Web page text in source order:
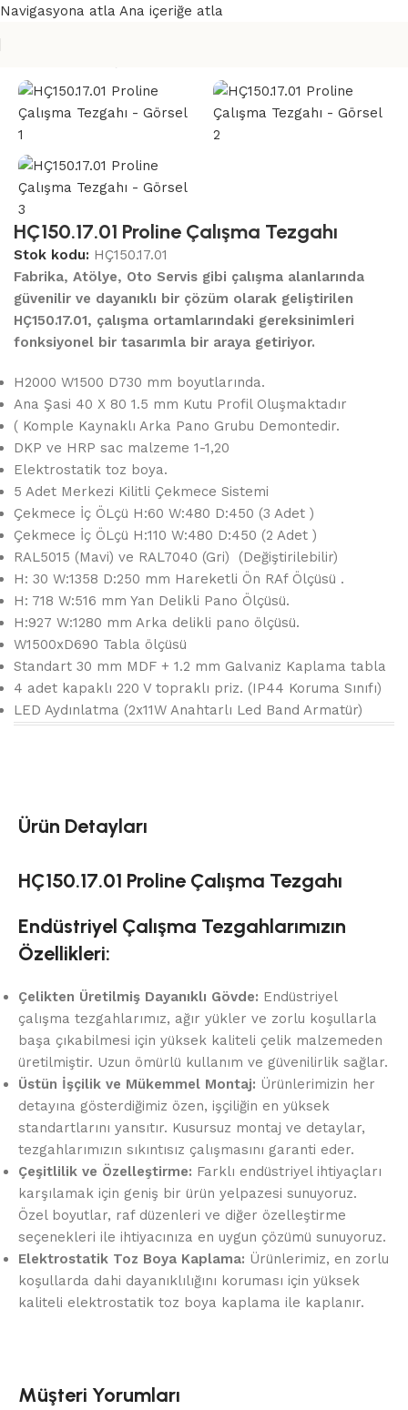
Navigasyona atla Ana içeriğe atla
HÇ150.17.01 Proline Çalışma Tezgahı
Stok kodu: HÇ150.17.01
Fabrika, Atölye, Oto Servis gibi çalışma alanlarında
güvenilir ve dayanıklı bir çözüm olarak geliştirilen
HÇ150.17.01, çalışma ortamlarındaki gereksinimleri
fonksiyonel bir tasarımla bir araya getiriyor.
H2000 W1500 D730 mm boyutlarında.
Ana Şasi 40 X 80 1.5 mm Kutu Profil Oluşmaktadır
( Komple Kaynaklı Arka Pano Grubu Demontedir.
DKP ve HRP sac malzeme 1-1,20
Elektrostatik toz boya.
5 Adet Merkezi Kilitli Çekmece Sistemi
Çekmece İç ÖLçü H:60 W:480 D:450 (3 Adet )
Çekmece İç ÖLçü H:110 W:480 D:450 (2 Adet )
RAL5015 (Mavi) ve RAL7040 (Gri) (Değiştirilebilir)
H: 30 W:1358 D:250 mm Hareketli Ön RAf Ölçüsü .
H: 718 W:516 mm Yan Delikli Pano Ölçüsü.
H:927 W:1280 mm Arka delikli pano ölçüsü.
W1500xD690 Tabla ölçüsü
Standart 30 mm MDF + 1.2 mm Galvaniz Kaplama tabla
4 adet kapaklı 220 V topraklı priz. (IP44 Koruma Sınıfı)
LED Aydınlatma (2x11W Anahtarlı Led Band Armatür)
Ürün Detayları
HÇ150.17.01 Proline Çalışma Tezgahı
Endüstriyel Çalışma Tezgahlarımızın
Özellikleri:
Çelikten Üretilmiş Dayanıklı Gövde: Endüstriyel
çalışma tezgahlarımız, ağır yükler ve zorlu koşullarla
başa çıkabilmesi için yüksek kaliteli çelik malzemeden
üretilmiştir. Uzun ömürlü kullanım ve güvenilirlik sağlar.
Üstün İşçilik ve Mükemmel Montaj: Ürünlerimizin her
detayına gösterdiğimiz özen, işçiliğin en yüksek
standartlarını yansıtır. Kusursuz montaj ve detaylar,
tezgahlarımızın sıkıntısız çalışmasını garanti eder.
Çeşitlilik ve Özelleştirme: Farklı endüstriyel ihtiyaçları
karşılamak için geniş bir ürün yelpazesi sunuyoruz.
Özel boyutlar, raf düzenleri ve diğer özelleştirme
seçenekleri ile ihtiyacınıza en uygun çözümü sunuyoruz.
Elektrostatik Toz Boya Kaplama: Ürünlerimiz, en zorlu
koşullarda dahi dayanıklılığını koruması için yüksek
kaliteli elektrostatik toz boya kaplama ile kaplanır.
Müşteri Yorumları